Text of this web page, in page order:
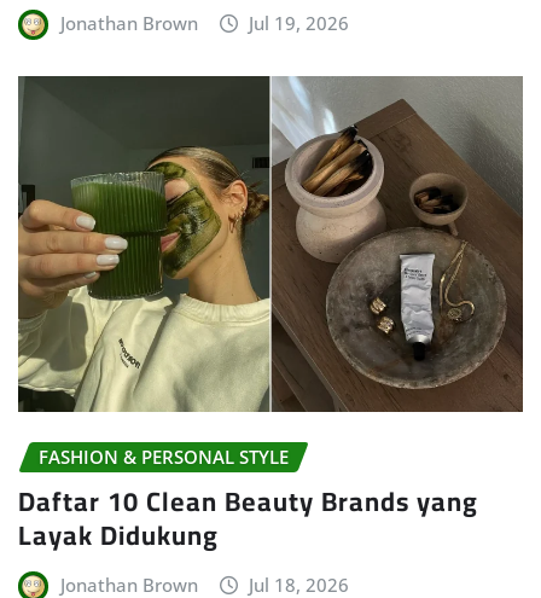
Jonathan Brown Jul 19, 2026
FASHION & PERSONAL STYLE
Daftar 10 Clean Beauty Brands yang
Layak Didukung
Jonathan Brown Jul 18, 2026